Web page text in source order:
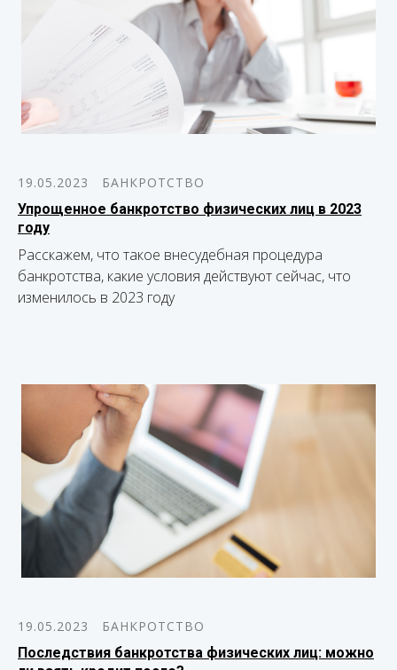
19.05.2023
БАНКРОТСТВО
Упрощенное банкротство физических лиц в 2023
году
Расскажем, что такое внесудебная процедура
банкротства, какие условия действуют сейчас, что
изменилось в 2023 году
19.05.2023
БАНКРОТСТВО
Последствия банкротства физических лиц: можно